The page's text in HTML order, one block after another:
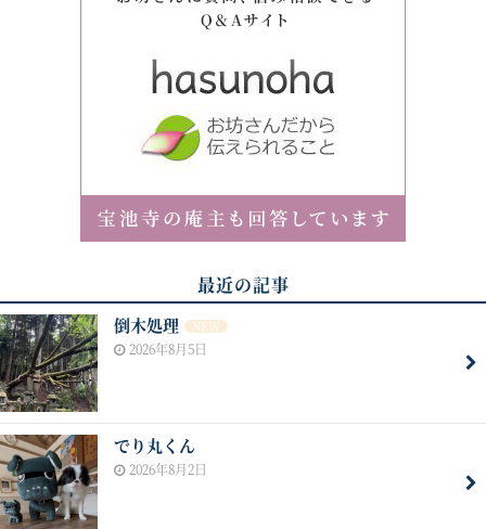
最近の記事
倒木処理 NEW
2026年8月5日
でり丸くん
2026年8月2日